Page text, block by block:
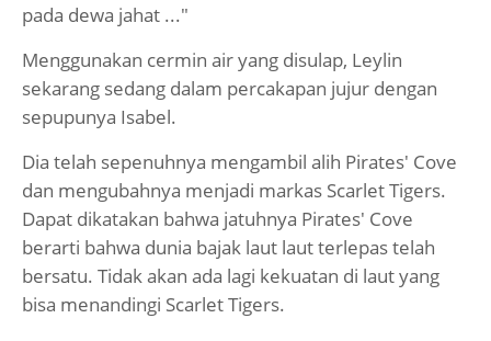
pada dewa jahat ..."
Menggunakan cermin air yang disulap, Leylin
sekarang sedang dalam percakapan jujur dengan
sepupunya Isabel.
Dia telah sepenuhnya mengambil alih Pirates' Cove
dan mengubahnya menjadi markas Scarlet Tigers.
Dapat dikatakan bahwa jatuhnya Pirates' Cove
berarti bahwa dunia bajak laut laut terlepas telah
bersatu. Tidak akan ada lagi kekuatan di laut yang
bisa menandingi Scarlet Tigers.